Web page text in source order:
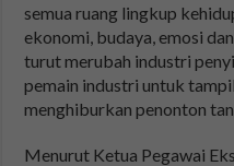
semua ruang lingkup
ekonomi, budaya, emosi
turut merubah industri
pemain industri untuk
menghiburkan penonton
Menurut Ketua Pegawai